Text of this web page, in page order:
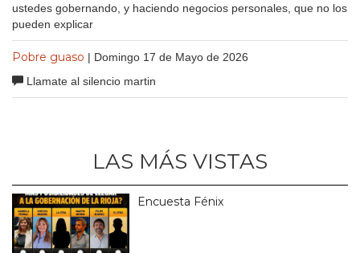
ustedes gobernando, y haciendo negocios personales, que no los
pueden explicar
Pobre guaso | Domingo 17 de Mayo de 2026
Llamate al silencio martin
LAS MÁS VISTAS
Encuesta Fénix